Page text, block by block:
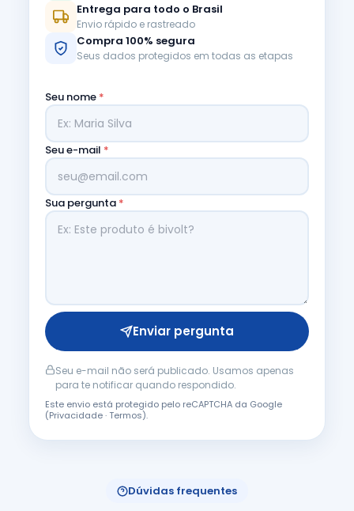
Entrega para todo o Brasil
Envio rápido e rastreado
Compra 100% segura
Seus dados protegidos em todas as etapas
Seu nome *
Seu e-mail *
Sua pergunta *
Enviar pergunta
Seu e-mail não será publicado. Usamos apenas
para te notificar quando respondido.
Este envio está protegido pelo reCAPTCHA da Google
(Privacidade·Termos).
Dúvidas frequentes